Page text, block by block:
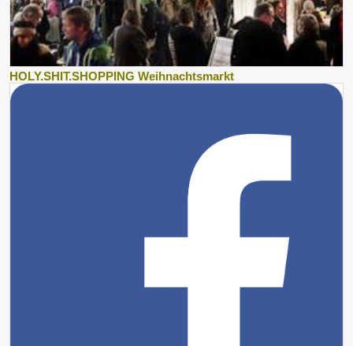
HOLY.SHIT.SHOPPING Weihnachtsmarkt